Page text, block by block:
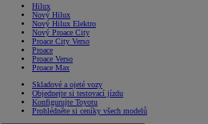
Hilux
Nový Hilux
Nový Hilux Elektro
Nový Proace City
Proace City Verso
Proace
Proace Verso
Proace Max
Skladové a ojeté vozy
Objednejte si testovací jízdu
Konfigurujte Toyotu
Prohlédněte si ceníky všech modelů